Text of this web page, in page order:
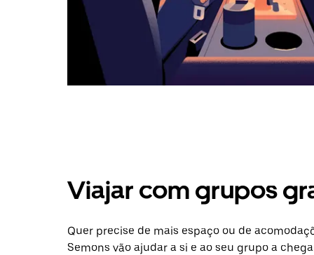
Viajar com grupos
Quer precise de mais espaço ou de
Semons vão ajudar a si e ao seu grupo a